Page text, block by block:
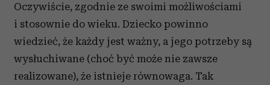
Oczywiście, zgodnie ze swoimi możliwościami
i stosownie do wieku. Dziecko powinno
wiedzieć, że każdy jest ważny, a jego potrzeby są
wysłuchiwane (choć być może nie zawsze
realizowane), że istnieje równowaga. Tak